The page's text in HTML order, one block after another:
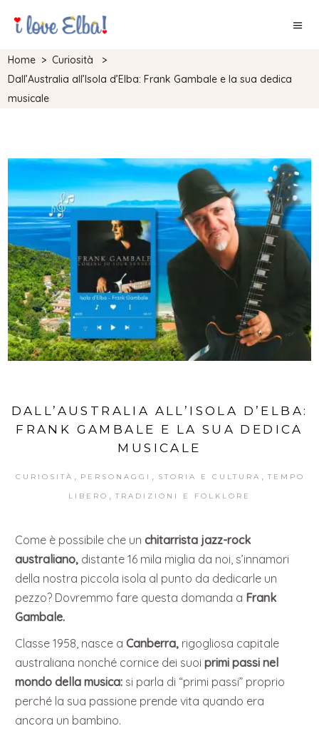
Home >Curiosità
>
Dall’Australia all’Isola d’Elba: Frank Gambale e la sua dedica
musicale
DALL’AUSTRALIA ALL’ISOLA D’ELBA:
FRANK GAMBALE E LA SUA DEDICA
MUSICALE
CURIOSITÀ PERSONAGGI STORIA E CULTURA TEMPO
LIBERO TRADIZIONI E FOLKLORE
Come è possibile che unchitarrista jazz-rock
australiano, distante 16 mila miglia da noi, s’innamori
della nostra piccola isola al punto da dedicarle un
pezzo? Dovremmo fare questa domanda a Frank
Gambale.
Classe 1958, nasce aCanberra, rigogliosa capitale
australiana nonché cornice dei suoiprimi passi nel
mondo della musica: si parla di “primi passi” proprio
perché la sua passione prende vita quando era
ancora un bambino.